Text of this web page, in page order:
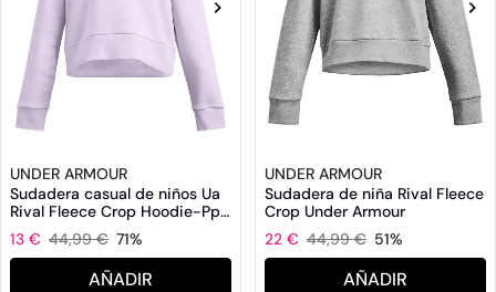
UNDER ARMOUR
Sudadera casual de niños Ua
Rival Fleece Crop Hoodie-Ppl
Under Armour
13 € 44,99 € 71%
AÑADIR
UNDER ARMOUR
Sudadera de niña Rival Fleece
Crop Under Armour
22 € 44,99 € 51%
AÑADIR